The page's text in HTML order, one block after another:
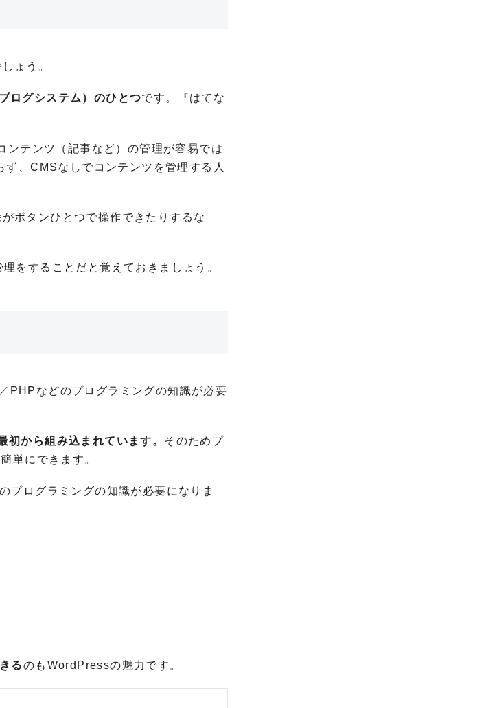
ょう。
ログシステム）のひとつです。『はてな
テンツ（記事など）の管理が容易では
、CMSなしでコンテンツを管理する人
ボタンひとつで操作できたりするな
をすることだと覚えておきましょう。
などのプログラミングの知識が必要
から組み込まれています。 そのためプ
単にできます。
プログラミングの知識が必要になりま
るのもWordPressの魅力です。